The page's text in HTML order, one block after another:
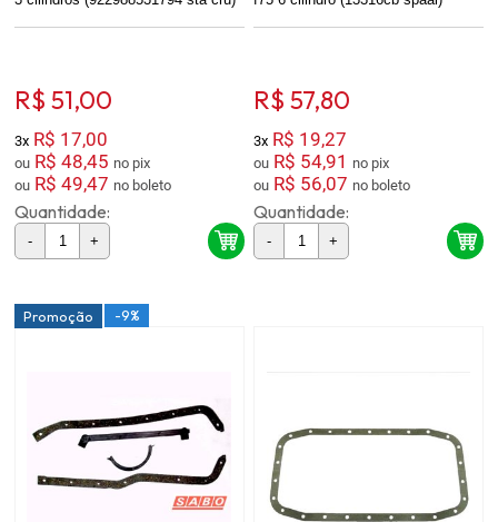
R$ 51,00
3x R$ 17,00
ou R$ 48,45
no pix
ou R$ 49,47 no boleto
Quantidade:
- +
R$ 57,80
3x R$ 19,27
ou R$ 54,91
no pix
ou R$ 56,07 no boleto
Quantidade:
- +
Promoção -9%